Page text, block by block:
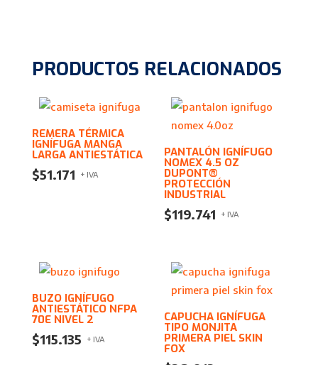
PRODUCTOS RELACIONADOS
REMERA TÉRMICA
IGNÍFUGA MANGA
LARGA ANTIESTÁTICA
$51.171 + IVA
PANTALÓN IGNÍFUGO
NOMEX 4.5 OZ
DUPONT®
PROTECCIÓN
INDUSTRIAL
$119.741 + IVA
BUZO IGNÍFUGO
ANTIESTÁTICO NFPA
70E NIVEL 2
$115.135 + IVA
CAPUCHA IGNÍFUGA
TIPO MONJITA
PRIMERA PIEL SKIN
FOX